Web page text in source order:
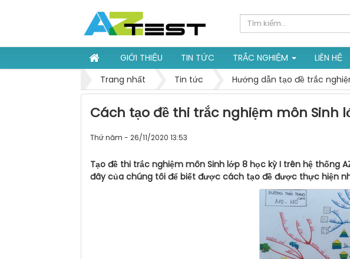
GIỚI THIỆU TIN TỨC TRẮC NGHIỆM
LIÊN HỆ
Trang nhất
Tin tức Hướng dẫn tạo đề trắc
Cách tạo đề thi trắc nghiệm môn Sinh
Thứ năm - 26/11/2020 13:53
Tạo đề thi trắc nghiệm môn Sinh lớp 8 học kỳ I trên hệ
đây của chúng tôi để biết được cách tạo đề được thực hiện